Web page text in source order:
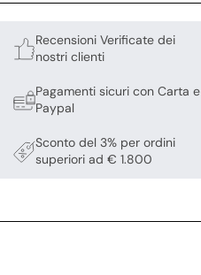
Recensioni Verificate dei
nostri clienti
Pagamenti sicuri con Carta e
Paypal
Sconto del 3% per ordini
superiori ad € 1.800